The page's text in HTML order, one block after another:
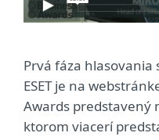
Prvá fáza
ESET je na
Awards predstavený
ktorom viacerí